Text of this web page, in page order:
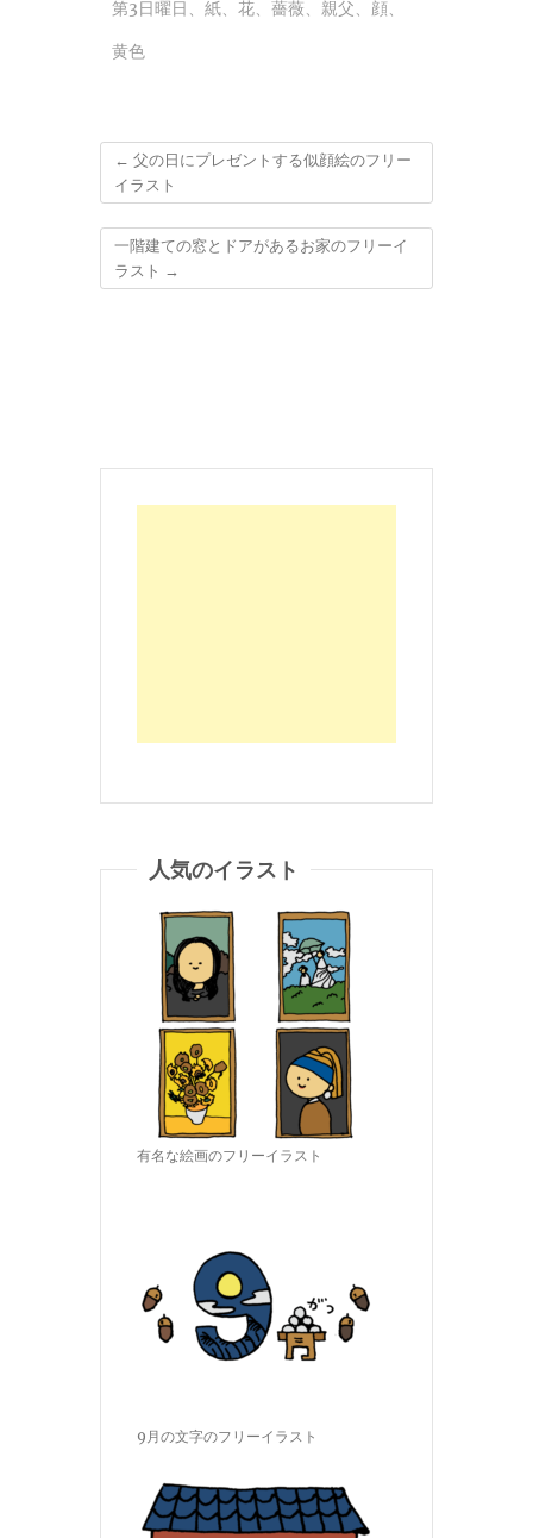
第3日曜日 、 紙、 花、 薔薇、 親父、 顔、
黄色
← 父の日にプレゼントする似顔絵のフリー
イラスト
一階建ての窓とドアがあるお家のフリーイ
ラスト →
人気のイラスト
有名な絵画のフリーイラスト
9月の文字のフリーイラスト